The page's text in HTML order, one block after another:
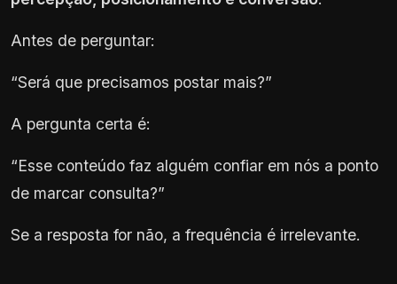
Antes de perguntar:
“Será que precisamos postar mais?”
A pergunta certa é:
“Esse conteúdo faz alguém confiar em nós a ponto
de marcar consulta?”
Se a resposta for não, a frequência é irrelevante.